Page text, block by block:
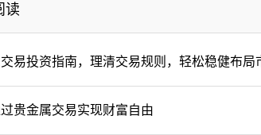
读
易投资指南，理清交易规则，轻松稳健布局
贵金属交易实现财富自由